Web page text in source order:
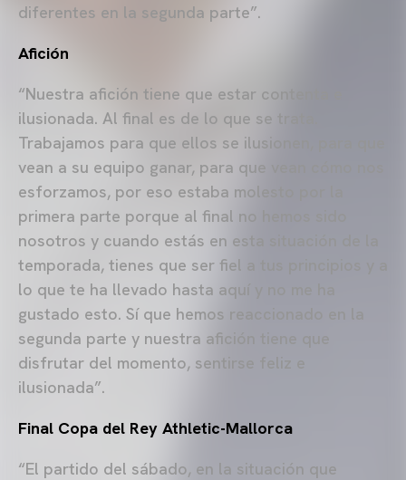
diferentes en la segunda parte”.
Afición
“Nuestra afición tiene que estar contenta e
ilusionada. Al final es de lo que se trata.
Trabajamos para que ellos se ilusionen, para que
vean a su equipo ganar, para que vean cómo nos
esforzamos, por eso estaba molesto por la
primera parte porque al final no hemos sido
nosotros y cuando estás en esta situación de la
temporada, tienes que ser fiel a tus principios y a
lo que te ha llevado hasta aquí y no me ha
gustado esto. Sí que hemos reaccionado en la
segunda parte y nuestra afición tiene que
disfrutar del momento, sentirse feliz e
ilusionada”.
Final Copa del Rey Athletic-Mallorca
“El partido del sábado, en la situación que